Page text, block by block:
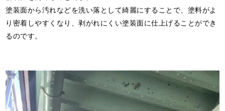
塗装面から汚れなどを洗い落として綺麗にすることで、塗料がよ
り密着しやすくなり、剥がれにくい塗装面に仕上げることができ
るのです。